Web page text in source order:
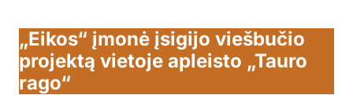
„Eikos“ įmonė įsigijo viešbučio
projektą vietoje apleisto „Tauro
rago“